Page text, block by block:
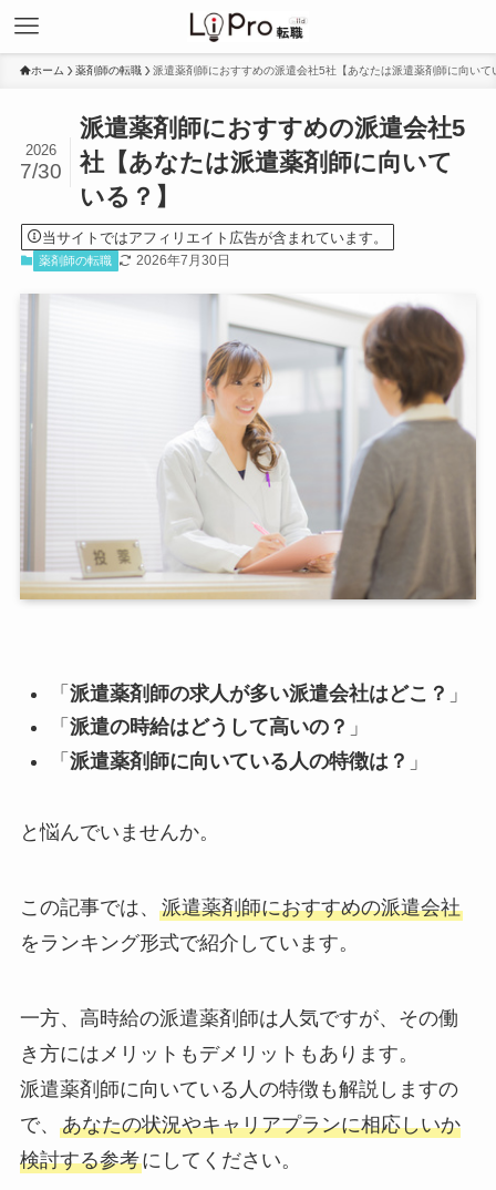
ホーム 薬剤師の転職 派遣薬剤師におすすめの派遣会社5社【あなたは派遣薬剤師に向いて
派遣薬剤師におすすめの派遣会社5
社【あなたは派遣薬剤師に向いて
いる？】
2026
7/30
当サイトではアフィリエイト広告が含まれています。
薬剤師の転職 2026年7月30日
「 派遣薬剤師の求人が多い派遣会社はどこ？ 」
「 派遣の時給はどうして高いの？ 」
「 派遣薬剤師に向いている人の特徴は？ 」
と悩んでいませんか。
この記事では、 派遣薬剤師におすすめの派遣会社
をランキング形式で紹介しています。
一方、高時給の派遣薬剤師は人気ですが、その働
き方にはメリットもデメリットもあります。
派遣薬剤師に向いている人の特徴も解説しますの
で、 あなたの状況やキャリアプランに相応しいか
検討する参考にしてください。